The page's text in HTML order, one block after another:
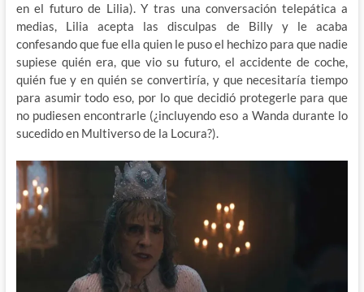
en el futuro de Lilia). Y tras una conversación telepática a
medias, Lilia acepta las disculpas de Billy y le acaba
confesando que fue ella quien le puso el hechizo para que nadie
supiese quién era, que vio su futuro, el accidente de coche,
quién fue y en quién se convertiría, y que necesitaría tiempo
para asumir todo eso, por lo que decidió protegerle para que
no pudiesen encontrarle (¿incluyendo eso a Wanda durante lo
sucedido en Multiverso de la Locura?).